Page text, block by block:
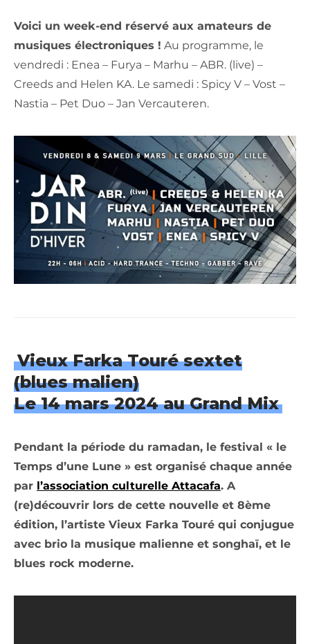
Voici un week-end réservé aux amateurs de
musiques électroniques ! Au programme, le
vendredi : Enea – Furya – Marhu – ABR. (live) –
Creeds and Helen KA. Le samedi : Spicy V – Vost –
Nastia – Pet Duo – Jan Vercauteren.
Vieux Farka Touré sextet
(blues malien)
Le 14 mars 2024 au Grand Mix
Pendant la période du ramadan, le festival « le
Temps d’une Lune » est organisé chaque année
par l’association culturelle Attacafa. A
(re)découvrir lors de cette nouvelle et 8ème
édition, l’artiste Vieux Farka Touré qui conjugue
avec brio la musique malienne et songhaï, et le
blues rock moderne.